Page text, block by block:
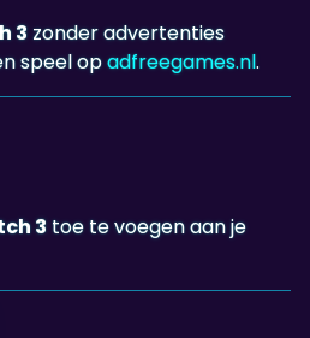
3zonder advertenties
speel opadfreegames.nl.
3toe te voegen aan je